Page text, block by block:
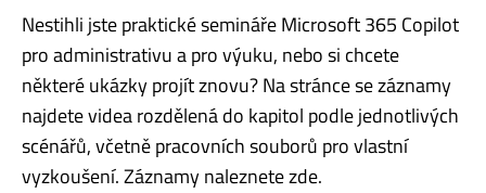
Nestihli jste praktické semináře Microsoft 365 Copilot
pro administrativu a pro výuku, nebo si chcete
některé ukázky projít znovu? Na stránce se záznamy
najdete videa rozdělená do kapitol podle jednotlivých
scénářů, včetně pracovních souborů pro vlastní
vyzkoušení. Záznamy naleznete zde.